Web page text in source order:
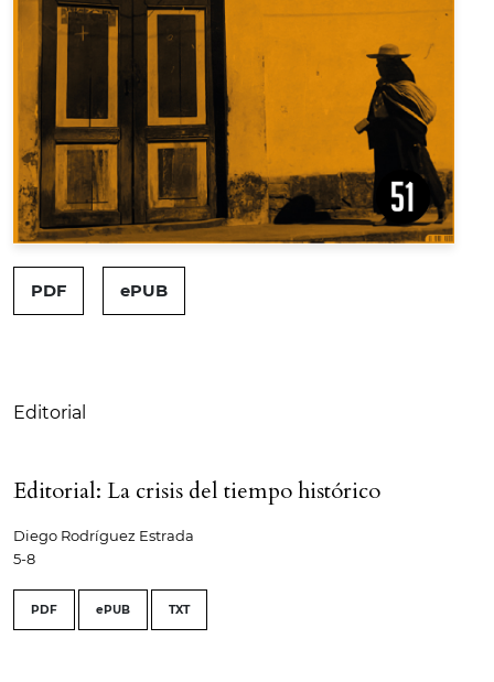
##issue.tableOfContents##
PDF ePUB
Editorial
Editorial: La crisis del tiempo histórico
Diego Rodríguez Estrada
5-8
PDF ePUB TXT